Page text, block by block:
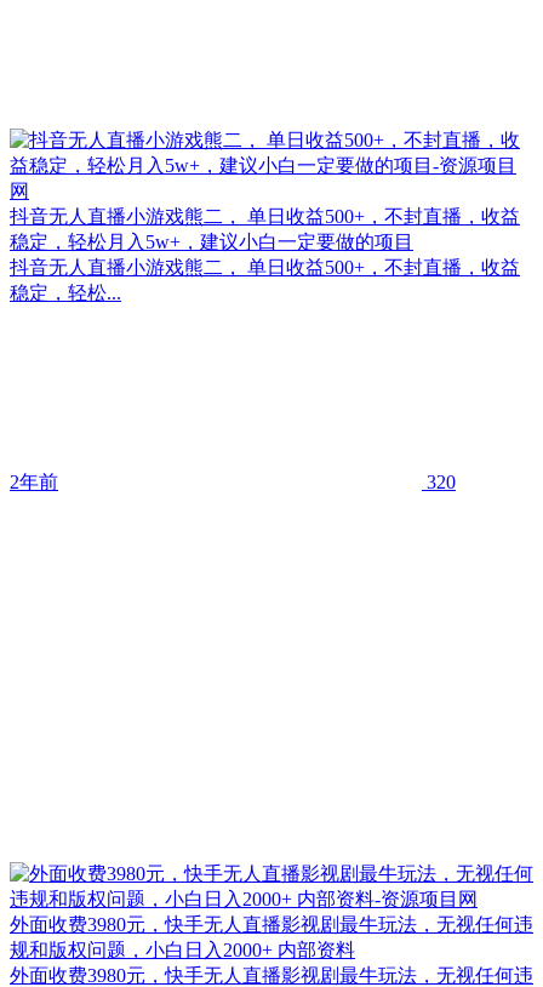
抖音无人直播小游戏熊二， 单日收益500+，不封直播，收益
稳定，轻松月入5w+，建议小白一定要做的项目
抖音无人直播小游戏熊二， 单日收益500+，不封直播，收益
稳定，轻松...
2年前 320
外面收费3980元，快手无人直播影视剧最牛玩法，无视任何违
规和版权问题，小白日入2000+ 内部资料
外面收费3980元，快手无人直播影视剧最牛玩法，无视任何违